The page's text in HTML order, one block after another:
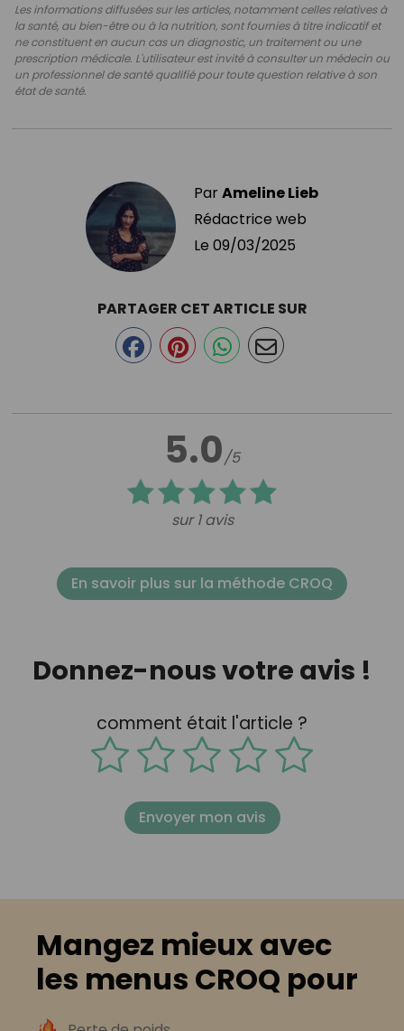
Les informations diffusées sur les articles, notamment celles relatives à
la santé, au bien-être ou à la nutrition, sont fournies à titre indicatif et
ne constituent en aucun cas un diagnostic, un traitement ou une
prescription médicale. L'utilisateur est invité à consulter un médecin ou
un professionnel de santé qualifié pour toute question relative à son
état de santé.
ParAmeline Lieb
Rédactrice web
Le 09/03/2025
5.0/5
sur 1 avis
PARTAGER CET ARTICLE SUR
En savoir plus sur la méthode CROQ
Donnez-nous votre avis !
comment était l'article ?
Envoyer mon avis
Mangez mieux avec
les menus CROQ pour